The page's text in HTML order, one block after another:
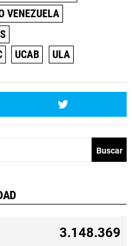
VENEZUELA
UCAB ULA
3.148.369